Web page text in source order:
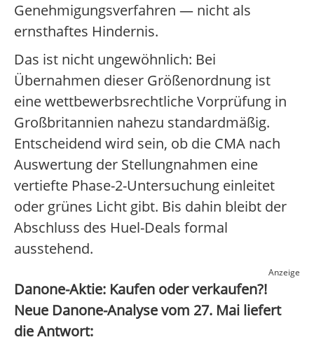
Genehmigungsverfahren — nicht als
ernsthaftes Hindernis.
Das ist nicht ungewöhnlich: Bei
Übernahmen dieser Größenordnung ist
eine wettbewerbsrechtliche Vorprüfung in
Großbritannien nahezu standardmäßig.
Entscheidend wird sein, ob die CMA nach
Auswertung der Stellungnahmen eine
vertiefte Phase-2-Untersuchung einleitet
oder grünes Licht gibt. Bis dahin bleibt der
Abschluss des Huel-Deals formal
ausstehend.
Anzeige
Danone-Aktie: Kaufen oder verkaufen?!
Neue Danone-Analyse vom 27. Mai liefert
die Antwort: